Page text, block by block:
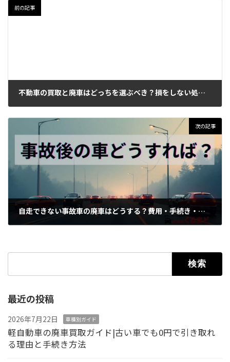
前の記事
不動車の買取と廃車はどっちを選ぶべき？損をしない処分方法を徹底解説
次の記事
自走できない事故車の廃車はどうする？費用・手続き・レッカーまで完全解説
最近の投稿
2026年7月22日 車種別ガイド
軽自動車の廃車買取ガイド|古い車でも0円で引き取れ
る理由と手続き方法